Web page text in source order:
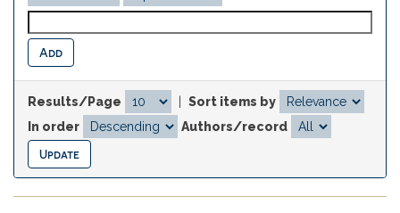
Results/Page
Sort items by
In order
Authors/record